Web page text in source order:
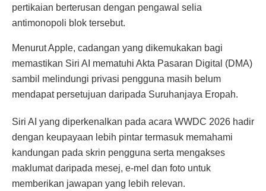
pertikaian berterusan dengan pengawal selia
antimonopoli blok tersebut.
Menurut Apple, cadangan yang dikemukakan bagi
memastikan Siri AI mematuhi Akta Pasaran Digital (DMA)
sambil melindungi privasi pengguna masih belum
mendapat persetujuan daripada Suruhanjaya Eropah.
Siri AI yang diperkenalkan pada acara WWDC 2026 hadir
dengan keupayaan lebih pintar termasuk memahami
kandungan pada skrin pengguna serta mengakses
maklumat daripada mesej, e-mel dan foto untuk
memberikan jawapan yang lebih relevan.